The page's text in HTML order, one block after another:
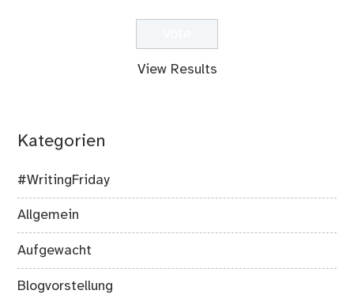
View Results
Kategorien
#WritingFriday
Allgemein
Aufgewacht
Blogvorstellung